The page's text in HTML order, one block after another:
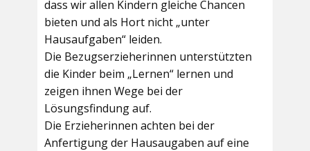
dass wir allen Kindern gleiche Chancen
bieten und als Hort nicht „unter
Hausaufgaben“ leiden.
Die Bezugserzieherinnen unterstützten
die Kinder beim „Lernen“ lernen und
zeigen ihnen Wege bei der
Lösungsfindung auf.
Die Erzieherinnen achten bei der
Anfertigung der Hausaugaben auf eine